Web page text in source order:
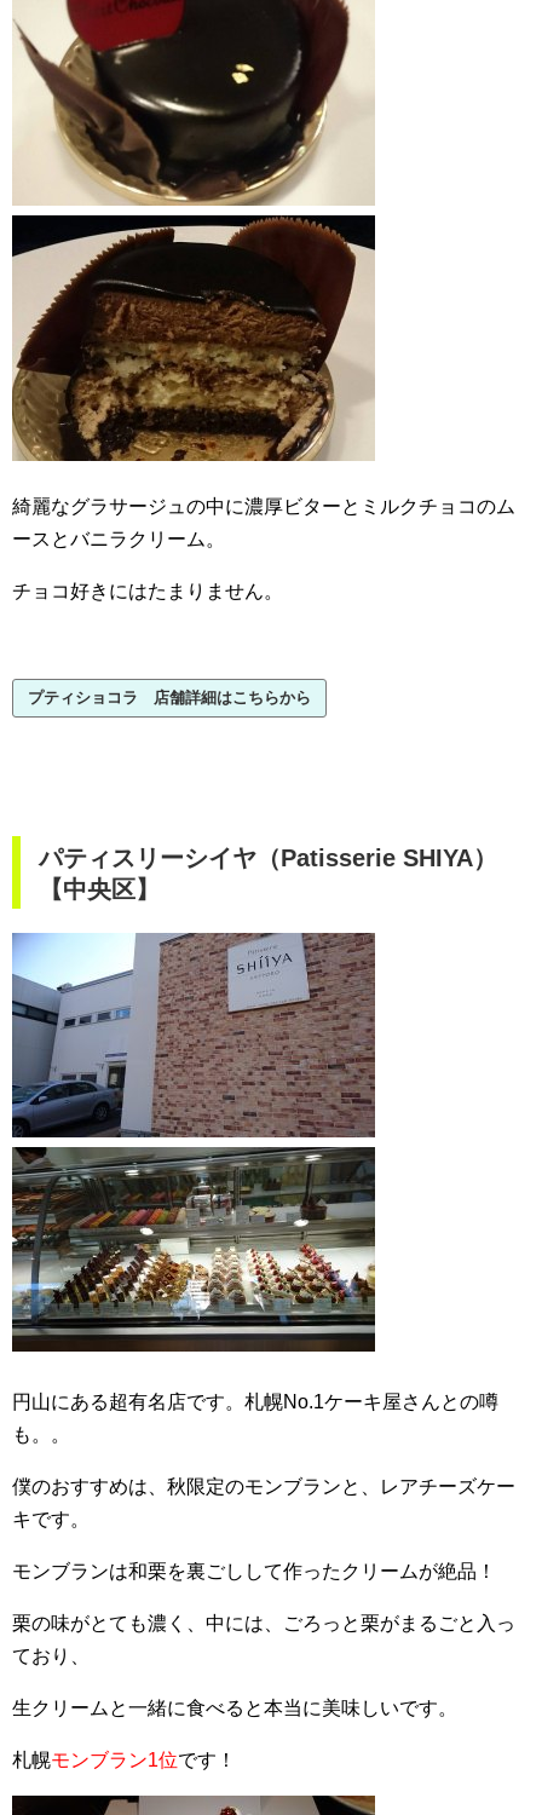
綺麗なグラサージュの中に濃厚ビターとミルクチョコのム
ースとバニラクリーム。
チョコ好きにはたまりません。
プティショコラ 店舗詳細はこちらから
パティスリーシイヤ（Patisserie SHIYA）
【中央区】
円山にある超有名店です。札幌No.1ケーキ屋さんとの噂
も。。
僕のおすすめは、秋限定のモンブランと、レアチーズケー
キです。
モンブランは和栗を裏ごしして作ったクリームが絶品！
栗の味がとても濃く、中には、ごろっと栗がまるごと入っ
ており、
生クリームと一緒に食べると本当に美味しいです。
札幌モンブラン1位です！